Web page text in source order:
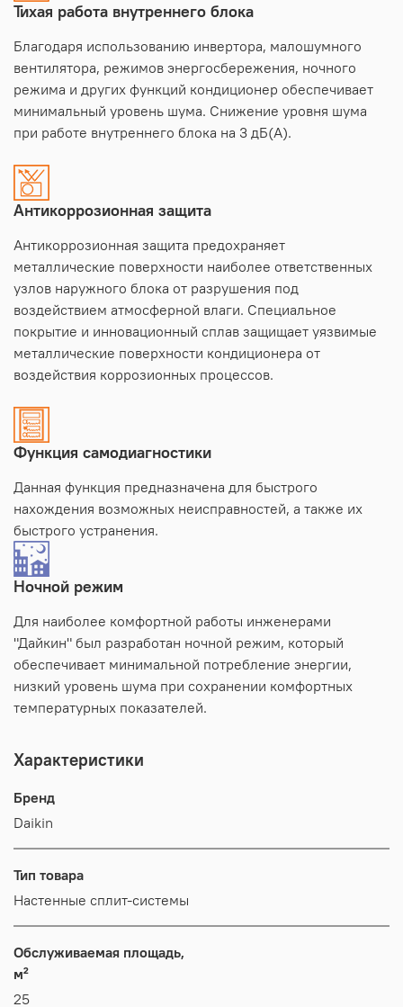
Тихая работа внутреннего блока
Благодаря использованию инвертора, малошумного
вентилятора, режимов энергосбережения, ночного
режима и других функций кондиционер обеспечивает
минимальный уровень шума. Снижение уровня шума
при работе внутреннего блока на 3 дБ(А).
Антикоррозионная защита
Антикоррозионная защита предохраняет
металлические поверхности наиболее ответственных
узлов наружного блока от разрушения под
воздействием атмосферной влаги. Специальное
покрытие и инновационный сплав защищает уязвимые
металлические поверхности кондиционера от
воздействия коррозионных процессов.
Функция самодиагностики
Данная функция предназначена для быстрого
нахождения возможных неисправностей, а также их
быстрого устранения.
Ночной режим
Для наиболее комфортной работы инженерами
"Дайкин" был разработан ночной режим, который
обеспечивает минимальной потребление энергии,
низкий уровень шума при сохранении комфортных
температурных показателей.
Характеристики
Бренд
Daikin
Тип товара
Настенные сплит-системы
Обслуживаемая площадь,
м²
25